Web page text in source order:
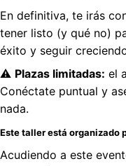
En definitiva, te irás
tener listo (y qué no)
éxito y seguir
⚠️ Plazas limitadas: el
Conéctate puntual y
nada.
Este taller está organizado
Acudiendo a este